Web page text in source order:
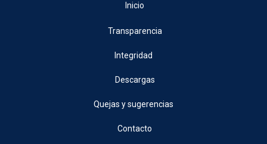
Inicio
Transparencia
Integridad
Descargas
Quejas y sugerencias
Contacto